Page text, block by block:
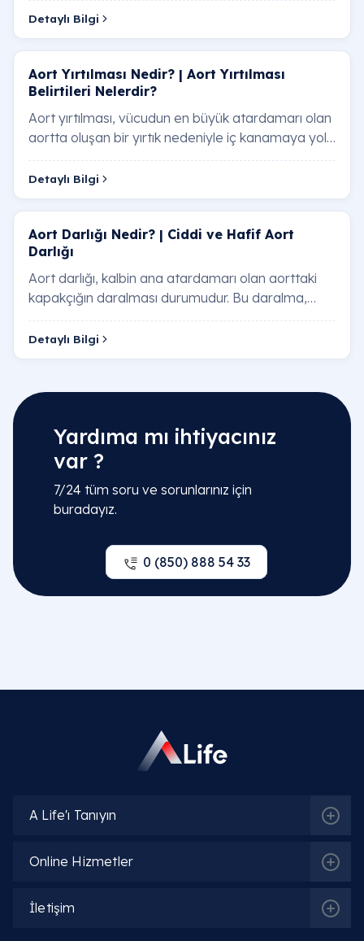
Detaylı Bilgi
Aort Yırtılması Nedir? | Aort Yırtılması
Belirtileri Nelerdir?
Aort yırtılması, vücudun en büyük atardamarı olan
aortta oluşan bir yırtık nedeniyle iç kanamaya yol
açan ciddi bir durumdur. Aort yırtılmas…
Detaylı Bilgi
Aort Darlığı Nedir? | Ciddi ve Hafif Aort
Darlığı
Aort darlığı, kalbin ana atardamarı olan aorttaki
kapakçığın daralması durumudur. Bu daralma,
kalbin vücuda kan pompalamasını zorlaştırır ve…
Detaylı Bilgi
Yardıma mı ihtiyacınız
var ?
7/24 tüm soru ve sorunlarınız için
buradayız.
0 (850) 888 54 33
A Life'ı Tanıyın
Online Hizmetler
İletişim